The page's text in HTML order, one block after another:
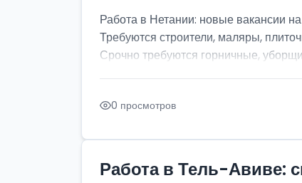
Работа в Нетании: новые вакансии
Требуются строители, маляры,
Срочно требуются горничные,
0 просмотров
Работа в Тель-Авиве: